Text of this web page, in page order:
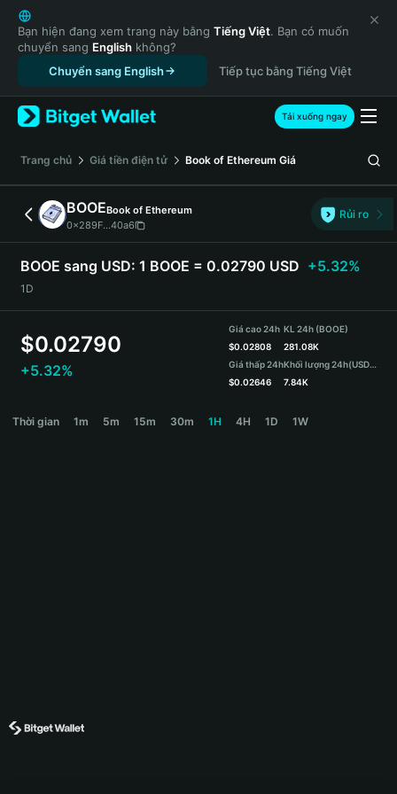
English
日本語
Tiếng Việt
Русский
Español (Latinoamérica)
Türkçe
Français
Deutsch
简体中文
繁體中文
Português (Portugal)
Bahasa Indonesia
ภาษาไทย
हिन्दी
Español
Português (Brasil)
Bạn hiện đang xem trang này bằng Tiếng Việt. Bạn có muốn
chuyển sang English không?
Chuyển sang English
Tiếp tục bằng Tiếng Việt
Tải xuống ngay
‌Trang chủ Giá tiền điện tử Book of Ethereum Giá
BOOEBook of Ethereum
0x289F...40a6
Rủi ro
BOOE sang USD: 1 BOOE = 0.02790 USD +5.32%
1D
$0.02790
+5.32%
Giá cao 24h
$0.02808
Giá thấp 24h
$0.02646
KL 24h (BOOE)
281.08K
Khối lượng 24h(USDT)
7.84K
Thời gian 1m 5m 15m 30m 1H 4H 1D 1W